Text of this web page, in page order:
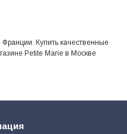
Купить качественные
Petite Marie в Москве